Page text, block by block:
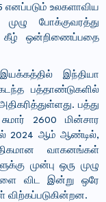
எனப்படும் உலகளாவிய
போக்குவரத்து
கீழ் ஒன்றிணைப்பதை
இந்தியா
பத்தாண்டுகளில்
பத்து
2600 மின்சார
2024 ஆம் ஆண்டில்,
வாகனங்கள்
முன்பு ஒரு முழு
விட இன்று ஒரே
விற்கப்படுகின்றன.